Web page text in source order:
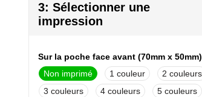
3: Sélectionner une
impression
Sur la poche face avant (70mm x 50mm)
Non imprimé
1
2
3
4
5